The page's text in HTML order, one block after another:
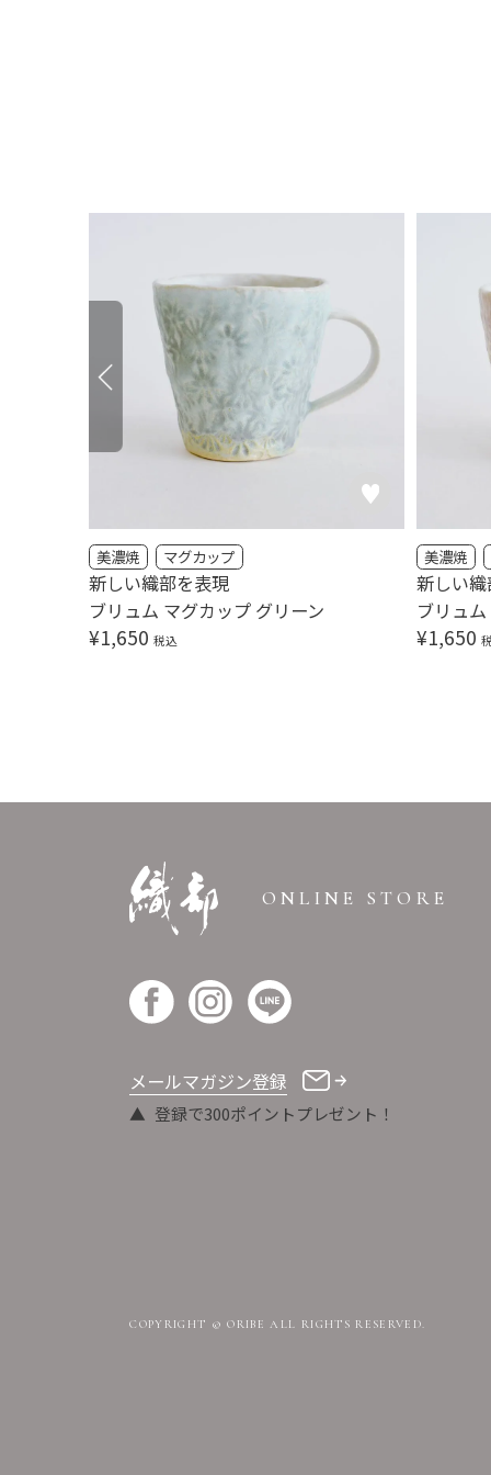
ブリュム マグカップ グリーン
美濃焼 マグカップ
¥1,650 税込
新しい織部を表現
ブリュ
美濃焼
¥1,650
新しい
ONLINE STORE
メールマガジン登録
登録で300ポイントプレゼント！
COPYRIGHT © ORIBE ALL RIGHTS RESERVED.